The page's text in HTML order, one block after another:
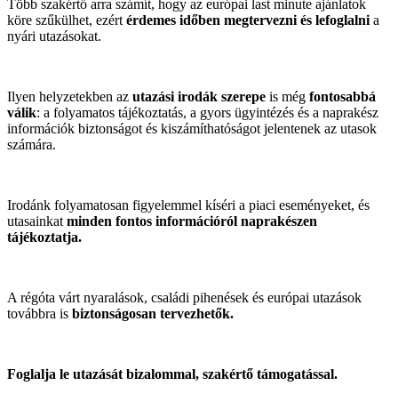
Több szakértő arra számít, hogy az európai last minute ajánlatok
köre szűkülhet, ezért érdemes időben megtervezni és lefoglalni a
nyári utazásokat.
Ilyen helyzetekben az utazási irodák szerepe is még fontosabbá
válik: a folyamatos tájékoztatás, a gyors ügyintézés és a naprakész
információk biztonságot és kiszámíthatóságot jelentenek az utasok
számára.
Irodánk folyamatosan figyelemmel kíséri a piaci eseményeket, és
utasainkat minden fontos információról naprakészen
tájékoztatja.
A régóta várt nyaralások, családi pihenések és európai utazások
továbbra is biztonságosan tervezhetők.
Foglalja le utazását bizalommal, szakértő támogatással.